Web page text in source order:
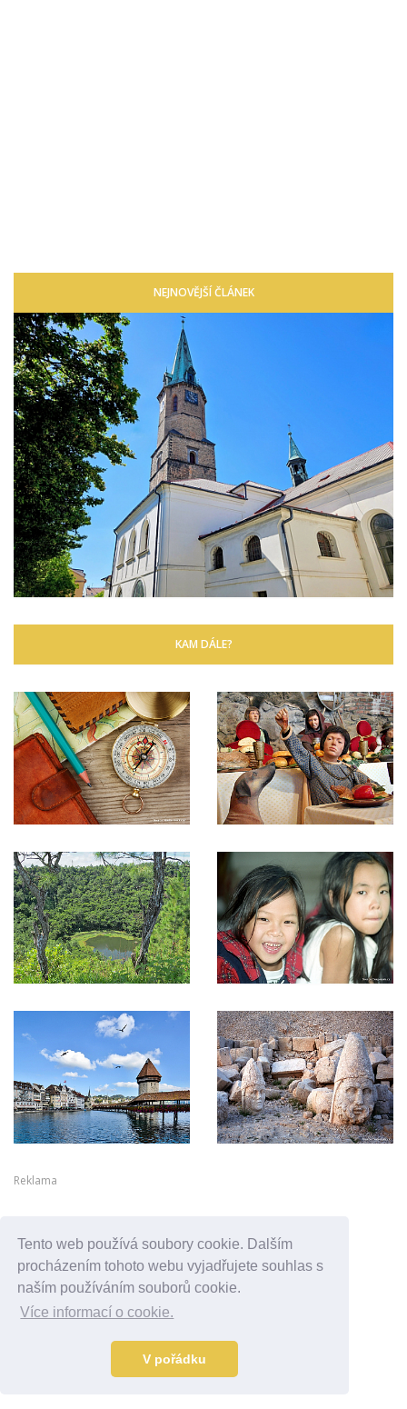
Tento web používá soubory cookie. Dalším
procházením tohoto webu vyjadřujete souhlas s
naším používáním souborů cookie.
Více informací o cookie.
V pořádku
NEJNOVĚJŠÍ ČLÁNEK
KAM DÁLE?
Reklama